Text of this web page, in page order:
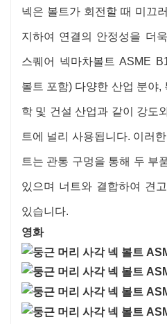
넥은 볼트가 회전할 때 미끄
지하여 연결의 안정성을 더
스퀘어 넥마차볼트 ASME
볼트 포함) 다양한 산업 분야,
학 및 건설 산업과 같이 강도
트에 널리 사용됩니다. 이러
트는 관통 ​​구멍을 통해 두 부
있으며 너트와 결합하여 견
있습니다.
영화